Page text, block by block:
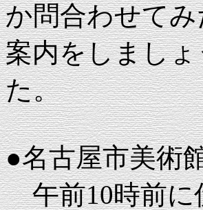
か問合わせて
案内をしまし
た。
●名古屋市美術
午前10時前に